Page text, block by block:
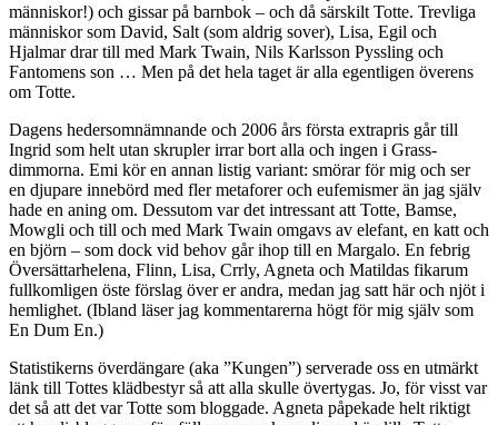
människor!) och gissar på barnbok – och då särskilt Totte. Trevliga
människor som David, Salt (som aldrig sover), Lisa, Egil och
Hjalmar drar till med Mark Twain, Nils Karlsson Pyssling och
Fantomens son … Men på det hela taget är alla egentligen överens
om Totte.
Dagens hedersomnämnande och 2006 års första extrapris går till
Ingrid som helt utan skrupler irrar bort alla och ingen i Grass-
dimmorna. Emi kör en annan listig variant: smörar för mig och ser
en djupare innebörd med fler metaforer och eufemismer än jag själv
hade en aning om. Dessutom var det intressant att Totte, Bamse,
Mowgli och till och med Mark Twain omgavs av elefant, en katt och
en björn – som dock vid behov går ihop till en Margalo. En febrig
Översättarhelena, Flinn, Lisa, Crrly, Agneta och Matildas fikarum
fullkomligen öste förslag över er andra, medan jag satt här och njöt i
hemlighet. (Ibland läser jag kommentarerna högt för mig själv som
En Dum En.)
Statistikerns överdängare (aka ”Kungen”) serverade oss en utmärkt
länk till Tottes klädbestyr så att alla skulle övertygas. Jo, för visst var
det så att det var Totte som bloggade. Agneta påpekade helt riktigt